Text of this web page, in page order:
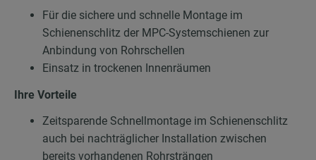
Für die sichere und schnelle Montage im
Schienenschlitz der MPC-Systemschienen zur
Anbindung von Rohrschellen
Einsatz in trockenen Innenräumen
Ihre Vorteile
Zeitsparende Schnellmontage im Schienenschlitz
auch bei nachträglicher Installation zwischen
bereits vorhandenen Rohrsträngen